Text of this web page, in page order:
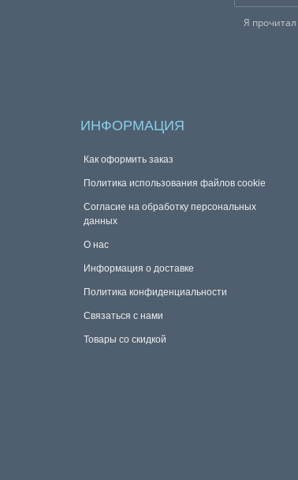
Я прочитал
ИНФОРМАЦИЯ
Как оформить заказ
Политика использования файлов cookie
Согласие на обработку персональных
данных
О нас
Информация о доставке
Политика конфиденциальности
Связаться с нами
Товары со скидкой